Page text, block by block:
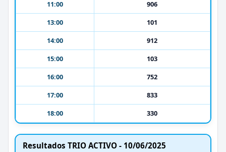
11:00
906
13:00
101
14:00
912
15:00
103
16:00
752
17:00
833
18:00
330
Resultados TRIO ACTIVO - 10/06/2025